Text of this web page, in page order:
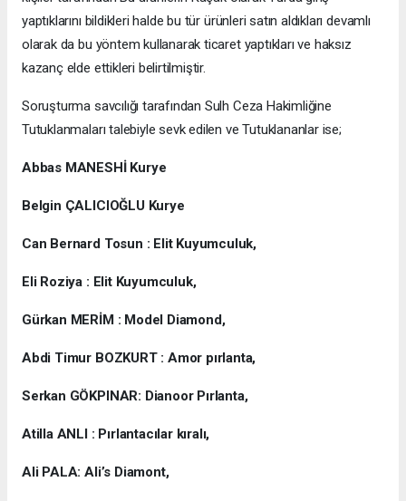
yaptıklarını bildikleri halde bu tür ürünleri satın aldıkları devamlı
olarak da bu yöntem kullanarak ticaret yaptıkları ve haksız
kazanç elde ettikleri belirtilmiştir.
Soruşturma savcılığı tarafından Sulh Ceza Hakimliğine
Tutuklanmaları talebiyle sevk edilen ve Tutuklananlar ise;
Abbas MANESHİ Kurye
Belgin ÇALICIOĞLU Kurye
Can Bernard Tosun : Elit Kuyumculuk,
Eli Roziya : Elit Kuyumculuk,
Gürkan MERİM : Model Diamond,
Abdi Timur BOZKURT : Amor pırlanta,
Serkan GÖKPINAR: Dianoor Pırlanta,
Atilla ANLI : Pırlantacılar kıralı,
Ali PALA: Ali’s Diamont,